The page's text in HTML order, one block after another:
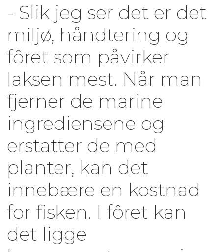
- Slik jeg ser det er det
miljø, håndtering og
fôret som påvirker
laksen mest. Når man
fjerner de marine
ingrediensene og
erstatter de med
planter, kan det
innebære en kostnad
for fisken. I fôret kan
det ligge